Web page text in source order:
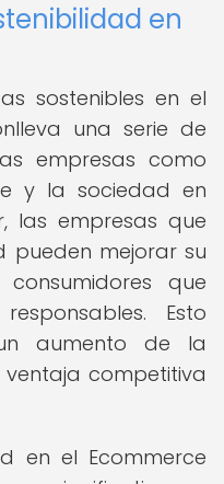
en
sostenibles en el
una serie de
empresas como
y la sociedad en
las empresas que
pueden mejorar su
que
Esto
aumento de la
competitiva
en el Ecommerce